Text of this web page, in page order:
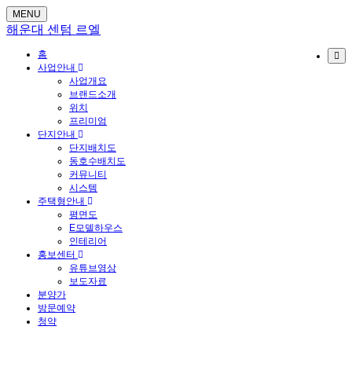
MENU
해운대 센텀 르엘
홈
사업안내
사업개요
브랜드소개
위치
프리미엄
단지안내
단지배치도
동호수배치도
커뮤니티
시스템
주택형안내
평면도
E모델하우스
인테리어
홍보센터
유튜브영상
보도자료
분양가
방문예약
청약